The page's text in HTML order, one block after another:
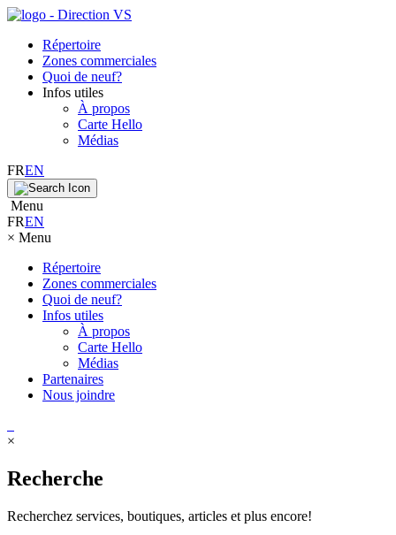
Répertoire
Zones commerciales
Quoi de neuf?
Infos utiles
À propos
Carte Hello
Médias
FREN
Menu
FREN
× Menu
Répertoire
Zones commerciales
Quoi de neuf?
Infos utiles
À propos
Carte Hello
Médias
Partenaires
Nous joindre
×
Recherche
Recherchez services, boutiques, articles et plus encore!